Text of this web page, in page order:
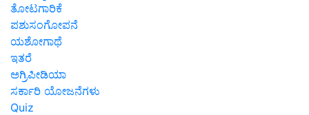
ತೋಟಗಾರಿಕೆ
ಪಶುಸಂಗೋಪನೆ
ಯಶೋಗಾಥೆ
ಇತರೆ
ಅಗ್ರಿಪೀಡಿಯಾ
ಸರ್ಕಾರಿ ಯೋಜನೆಗಳು
Quiz